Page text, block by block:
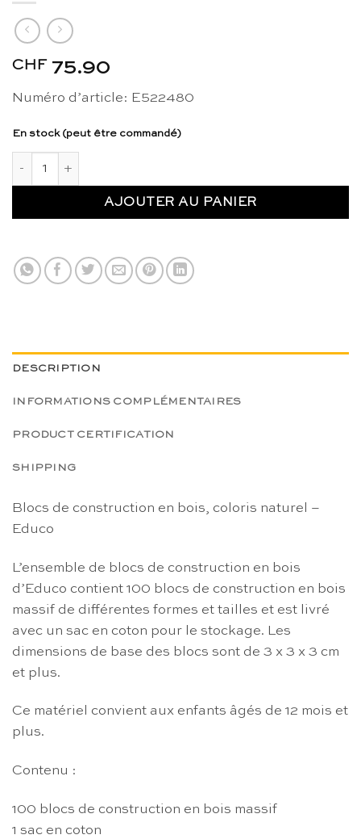
CHF 75.90
Numéro d’article: E522480
En stock (peut être commandé)
AJOUTER AU PANIER
DESCRIPTION
INFORMATIONS COMPLÉMENTAIRES
PRODUCT CERTIFICATION
SHIPPING
Blocs de construction en bois, coloris naturel –
Educo
L’ensemble de blocs de construction en bois
d’Educo contient 100 blocs de construction en bois
massif de différentes formes et tailles et est livré
avec un sac en coton pour le stockage. Les
dimensions de base des blocs sont de 3 x 3 x 3 cm
et plus.
Ce matériel convient aux enfants âgés de 12 mois et
plus.
Contenu :
100 blocs de construction en bois massif
1 sac en coton